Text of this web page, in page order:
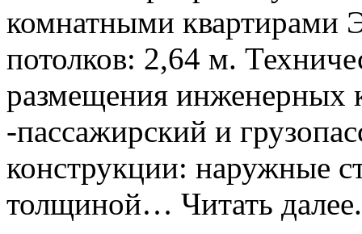
комнатными квартирами
потолков: 2,64 м.
размещения
-пассажирский и
конструкции: наружные
толщиной… Читать далее.